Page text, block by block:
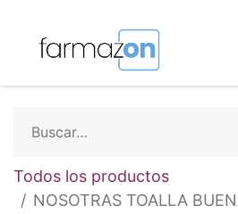
Todos los productos
NOSOTRAS TOALLA